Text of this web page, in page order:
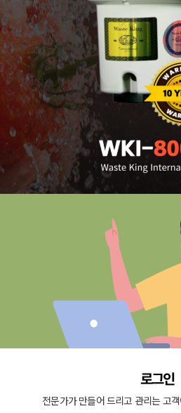
로그인
전문가가 만들어 드리고 관리는 고